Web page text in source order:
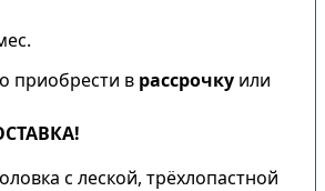
приобрести в рассрочку или
с леской, трёхлопастной